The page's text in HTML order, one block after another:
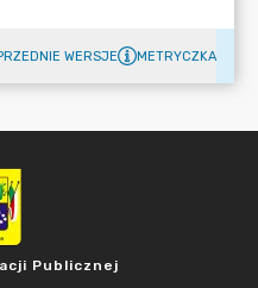
WERSJE METRYCZKA
Publicznej